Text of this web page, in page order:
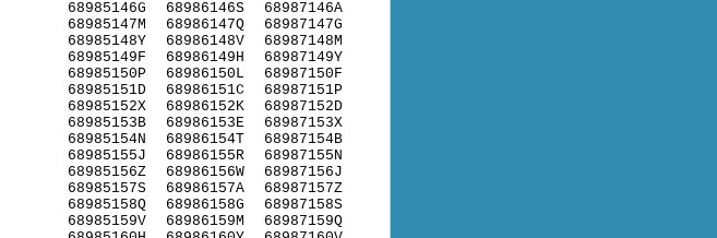
68985146G
68985147M
68985148Y
68985149F
68985150P
68985151D
68985152X
68985153B
68985154N
68985155J
68985156Z
68985157S
68985158Q
68985159V
68986146S
68986147Q
68986148V
68986149H
68986150L
68986151C
68986152K
68986153E
68986154T
68986155R
68986156W
68986157A
68986158G
68986159M
68987146A
68987147G
68987148M
68987149Y
68987150F
68987151P
68987152D
68987153X
68987154B
68987155N
68987156J
68987157Z
68987158S
68987159Q